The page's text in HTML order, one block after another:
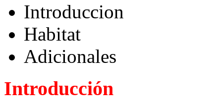
Introduccion
Habitat
Adicionales
Introducción